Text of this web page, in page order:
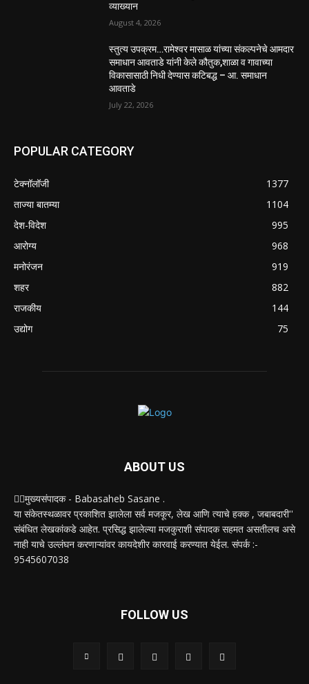
व्याख्यान
August 4, 2026
स्तुत्य उपक्रम…रामेश्वर मासाळ यांच्या संकल्पनेचे आमदार
समाधान आवताडे यांनी केले कौतुक,शाळा व गावाच्या
विकासासाठी निधी देण्यास कटिबद्ध – आ. समाधान
आवताडे
July 22, 2026
POPULAR CATEGORY
टेक्नॉलॉजी
1377
ताज्या बातम्या
1104
देश-विदेश
995
आरोग्य
968
मनोरंजन
919
शहर
882
राजकीय
144
उद्योग
75
ABOUT US
✍🏻मुख्यसंपादक - Babasaheb Sasane .
या संकेतस्थळावर प्रकाशित झालेला सर्व मजकूर, लेख आणि त्याचे हक्क , जबाबदारी''
संबंधित लेखकांकडे आहेत. प्रसिद्ध झालेल्या मजकुराशी संपादक सहमत असतीलच असे
नाही याचे उल्लंघन करणाऱ्यांवर कायदेशीर कारवाई करण्यात येईल. संपर्क :-
9545607038
FOLLOW US